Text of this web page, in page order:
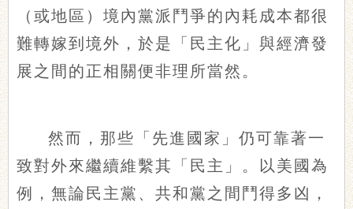
（或地區）境內黨派鬥爭的內耗成本都很
難轉嫁到境外，於是「民主化」與經濟發
展之間的正相關便非理所當然。
然而，那些「先進國家」仍可靠著一
致對外來繼續維繫其「民主」。以美國為
例，無論民主黨、共和黨之間鬥得多凶，